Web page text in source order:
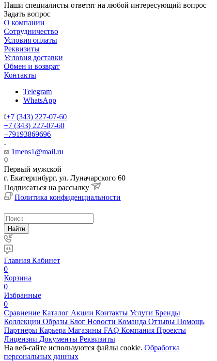
Наши специалисты ответят на любой интересующий вопрос
Задать вопрос
О компании
Сотрудничество
Условия оплаты
Реквизиты
Условия доставки
Обмен и возврат
Контакты
Telegram
WhatsApp
+7 (343) 227-07-60
+7 (343) 227-07-60
+79193869696
1mens1@mail.ru
Первый мужской
г. Екатеринбург, ул. Луначарского 60
Подписаться на рассылку
Политика конфиденциальности
Найти
Главная Кабинет
0
Корзина
0
Избранные
0
Сравнение Каталог Акции Контакты Услуги Бренды
Коллекции Образы Блог Новости Команда Отзывы Помощь
Партнеры Карьера Магазины FAQ Компания Проекты
Лицензии Документы Реквизиты
На веб-сайте используются файлы cookie. Обработка
персональных данных